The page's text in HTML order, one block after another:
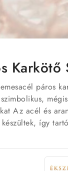
Karkötő
páros
Az acél és
így